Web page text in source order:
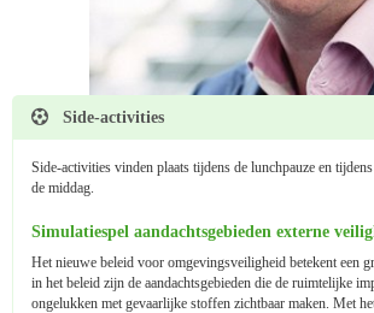
Side-activities
Side-activities vinden plaats tijdens de lunchpauze en
de middag.
Simulatiespel aandachtsgebieden externe
Het nieuwe beleid voor omgevingsveiligheid betekent een
in het beleid zijn de aandachtsgebieden die de ruimtelijke
ongelukken met gevaarlijke stoffen zichtbaar maken. Met